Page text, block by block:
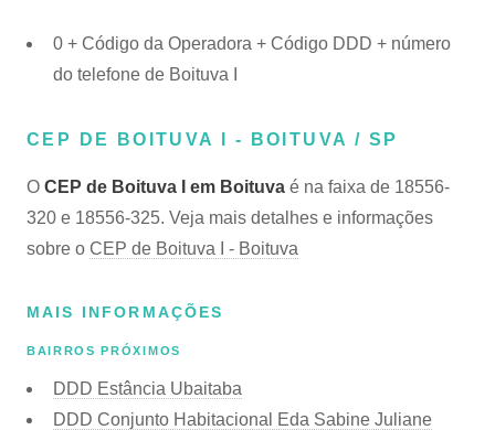
0 + Código da Operadora + Código DDD + número
do telefone de Boituva I
CEP DE BOITUVA I - BOITUVA / SP
O CEP de Boituva I em Boituva é na faixa de 18556-
320 e 18556-325. Veja mais detalhes e informações
sobre o CEP de Boituva I - Boituva
MAIS INFORMAÇÕES
BAIRROS PRÓXIMOS
DDD Estância Ubaitaba
DDD Conjunto Habitacional Eda Sabine Juliane